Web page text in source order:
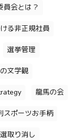
員会とは？
る非正規社員
選挙管理
文学観
龍馬の会
スポーツお手柄
取り消し